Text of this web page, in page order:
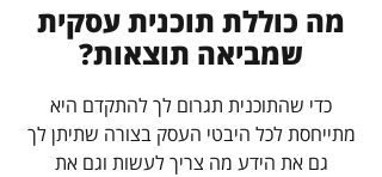
מה כוללת תוכנית עסקית
שמביאה תוצאות?
כדי שהתוכנית תגרום לך להתקדם היא
מתייחסת לכל היבטי העסק בצורה שתיתן לך
גם את הידע מה צריך לעשות וגם את